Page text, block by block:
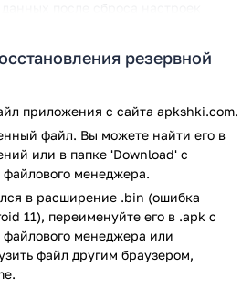
фото и видео (до 30 дней)
в облако по расписанию
и очистка места
установить ДО того, как
выручает:
сброса настроек
новый телефон
важные фото
резервной копии прошло
VirusTotal. В результате проверки
резервной
приложения с сайта apkshki.com.
файл. Вы можете найти его в
или в папке 'Download' с
менеджера.
в расширение .bin (ошибка
11), переименуйте его в .apk с
менеджера или
файл другим браузером,